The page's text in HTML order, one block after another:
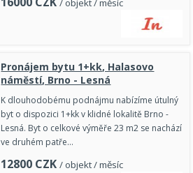
/ objekt / měsíc
Pronájem bytu 1+kk, Halasovo
náměstí, Brno - Lesná
K dlouhodobému podnájmu nabízíme útulný
byt o dispozici 1+kk v klidné lokalitě Brno -
Lesná. Byt o celkové výměře 23 m2 se nachází
ve druhém patře…
12800 CZK / objekt / měsíc